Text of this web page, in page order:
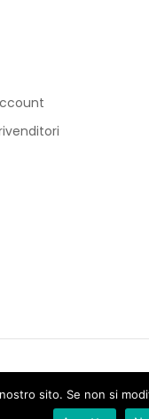
sito. Se non si